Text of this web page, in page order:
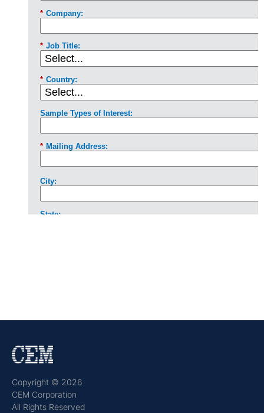
Copyright © 2026
CEM Corporation
All Rights Reserved